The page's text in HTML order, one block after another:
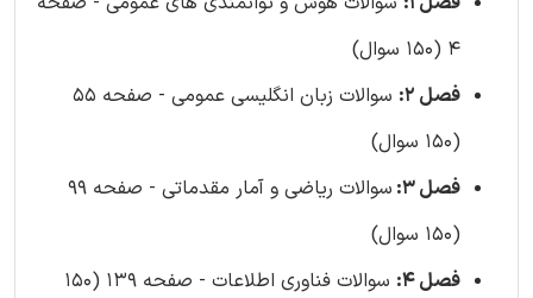
4 (150 سوال)
فصل 2:
سوالات زبان انگلیسی عمومی - صفحه 55
(150 سوال)
فصل 3:
سوالات ریاضی و آمار مقدماتی - صفحه 99
(150 سوال)
فصل 4:
سوالات فناوری اطلاعات - صفحه 139 (150